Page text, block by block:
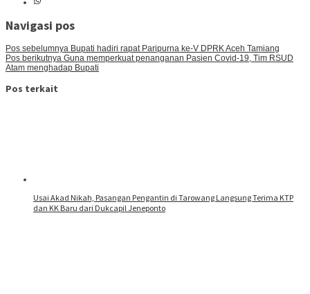
Navigasi pos
Pos sebelumnya Bupati hadiri rapat Paripurna ke-V DPRK Aceh Tamiang
Pos berikutnya Guna memperkuat penanganan Pasien Covid-19, Tim RSUD
Atam menghadap Bupati
Pos terkait
Usai Akad Nikah, Pasangan Pengantin di Tarowang Langsung Terima KTP
dan KK Baru dari Dukcapil Jeneponto